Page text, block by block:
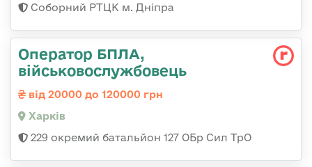
Соборний РТЦК м. Дніпра
Оператор БПЛА,
військовослужбовець
від 20000 до 120000 грн
Харків
229 окремий батальйон 127 ОБр Сил ТрО